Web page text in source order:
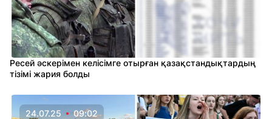
Ресей әскерімен келісімге отырған қазақстандықтардың
тізімі жария болды
24.07.25 09:02